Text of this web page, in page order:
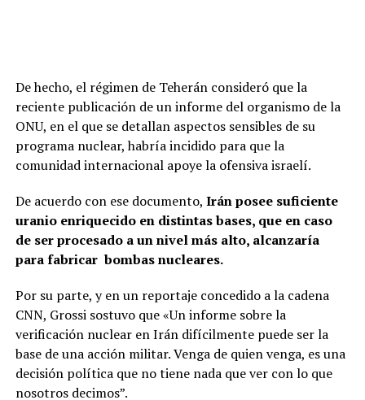
De hecho, el régimen de Teherán consideró que la
reciente publicación de un informe del organismo de la
ONU, en el que se detallan aspectos sensibles de su
programa nuclear, habría incidido para que la
comunidad internacional apoye la ofensiva israelí.
De acuerdo con ese documento, Irán posee suficiente
uranio enriquecido en distintas bases, que en caso
de ser procesado a un nivel más alto, alcanzaría
para fabricar bombas nucleares.
Por su parte, y en un reportaje concedido a la cadena
CNN, Grossi sostuvo que «Un informe sobre la
verificación nuclear en Irán difícilmente puede ser la
base de una acción militar. Venga de quien venga, es una
decisión política que no tiene nada que ver con lo que
nosotros decimos”.